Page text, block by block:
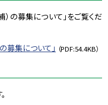
の募集について」をご覧くだ
募集について」 （PDF:54.4KB）